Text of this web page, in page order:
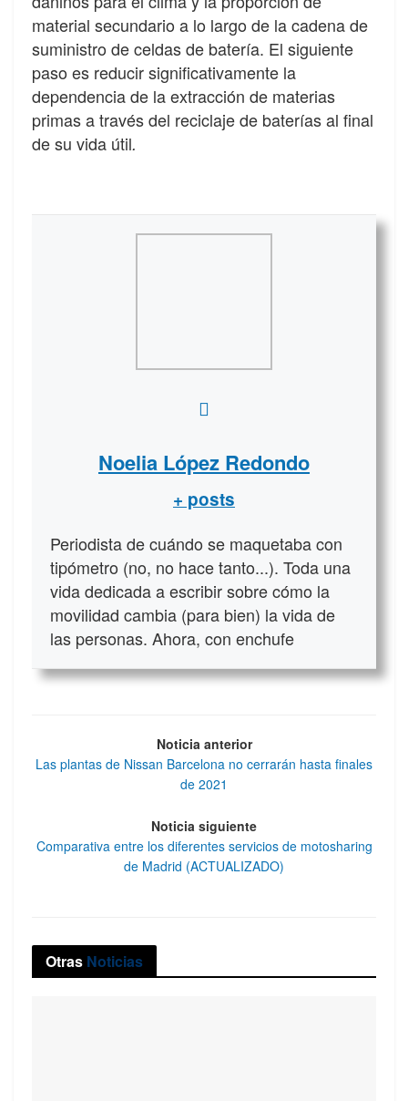
material secundario a lo largo de la cadena de
suministro de celdas de batería. El siguiente
paso es reducir significativamente la
dependencia de la extracción de materias
primas a través del reciclaje de baterías al final
de su vida útil.
Noelia López Redondo
+ posts
Periodista de cuándo se maquetaba con
tipómetro (no, no hace tanto...). Toda una
vida dedicada a escribir sobre cómo la
movilidad cambia (para bien) la vida de
las personas. Ahora, con enchufe
Noticia anterior
Las plantas de Nissan Barcelona no cerrarán hasta finales
de 2021
Noticia siguiente
Comparativa entre los diferentes servicios de motosharing
de Madrid (ACTUALIZADO)
Otras Noticias